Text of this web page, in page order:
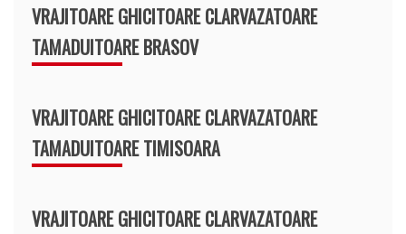
VRAJITOARE GHICITOARE CLARVAZATOARE
TAMADUITOARE BRASOV
VRAJITOARE GHICITOARE CLARVAZATOARE
TAMADUITOARE TIMISOARA
VRAJITOARE GHICITOARE CLARVAZATOARE